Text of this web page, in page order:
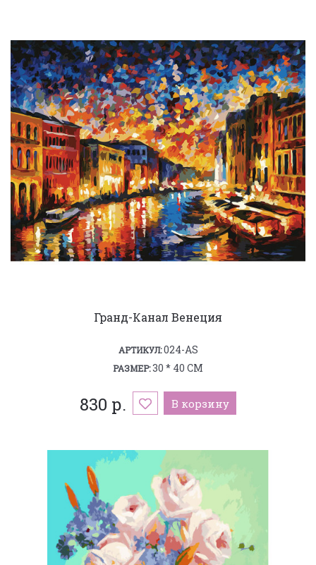
Гранд-Канал Венеция
АРТИКУЛ:024-AS
РАЗМЕР:30 * 40 СМ
830 р. В корзину